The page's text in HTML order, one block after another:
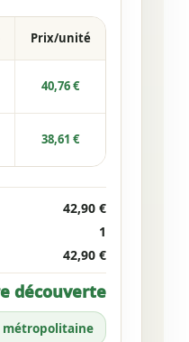
Prix/unité
40,76€
38,61 €
42,90 €
1
42,90 €
découverte
métropolitaine